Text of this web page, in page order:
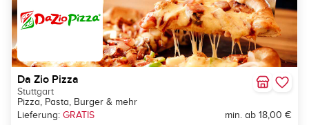
Da Zio Pizza
Stuttgart
Pizza, Pasta, Burger & mehr
Lieferung: GRATIS min. ab 18,00 €